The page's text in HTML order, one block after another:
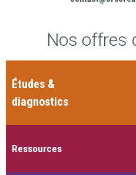
Nos offres
Études &
diagnostics
Ressources